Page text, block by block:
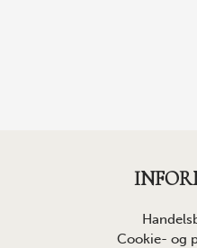
Cookie- og